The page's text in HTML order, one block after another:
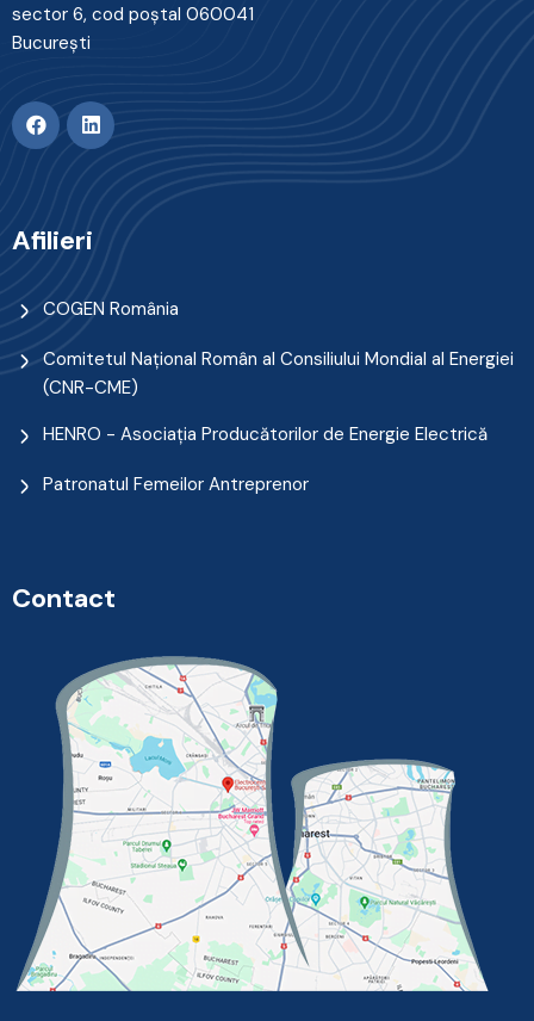
sector 6, cod poştal 060041
Bucureşti
Afilieri
COGEN România
Comitetul Naţional Român al Consiliului Mondial al Energiei
(CNR-CME)
HENRO - Asociația Producătorilor de Energie Electrică
Patronatul Femeilor Antreprenor
Contact